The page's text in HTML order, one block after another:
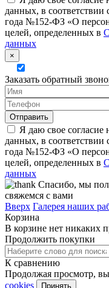
данных, в
года №152-ФЗ «О
целей, определенных в
данных
×
Заказать обратный
Я даю свое согласие
данных, в
года №152-ФЗ «О
целей, определенных в
данных
Спасибо, мы
свяжемся с вами
Вверх Галерея наших
Корзина
В корзине нет никаких
Продолжить покупки
К сравнению
Продолжая просмотр, вы
cookies
Принять